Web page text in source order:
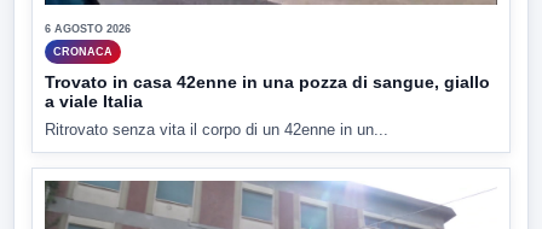
6 AGOSTO 2026
CRONACA
Trovato in casa 42enne in una pozza di sangue, giallo
a viale Italia
Ritrovato senza vita il corpo di un 42enne in un...